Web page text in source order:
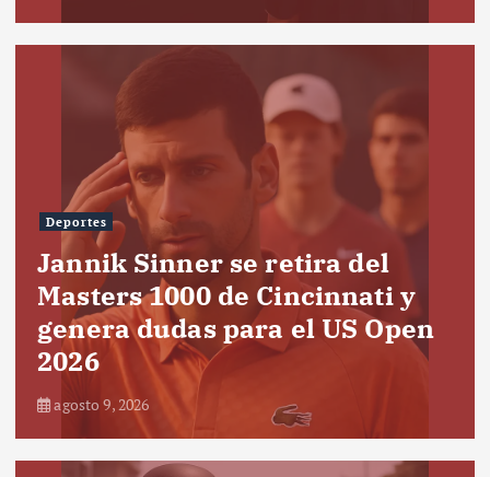
Deportes
Jannik Sinner se retira del
Masters 1000 de Cincinnati y
genera dudas para el US Open
2026
agosto 9, 2026